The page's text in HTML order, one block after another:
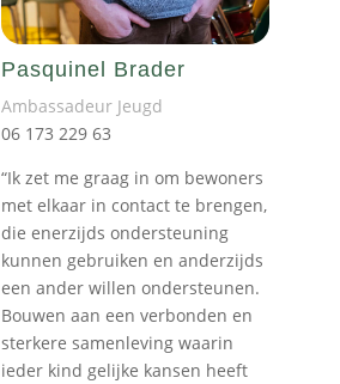
Pasquinel Brader
Ambassadeur Jeugd
06 173 229 63
“Ik zet me graag in om bewoners
met elkaar in contact te brengen,
die enerzijds ondersteuning
kunnen gebruiken en anderzijds
een ander willen ondersteunen.
Bouwen aan een verbonden en
sterkere samenleving waarin
ieder kind gelijke kansen heeft